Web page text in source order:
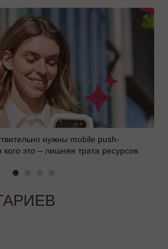
нужны mobile push-
это – лишняя трата ресурсов